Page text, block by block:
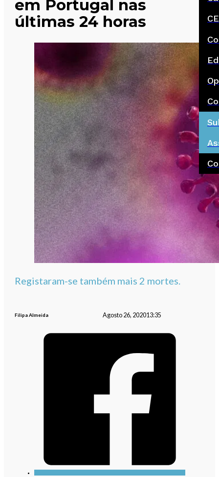
em Portugal nas
últimas 24 horas
Registaram-se também mais 2 mortes.
Filipa Almeida Agosto 26, 202013:35